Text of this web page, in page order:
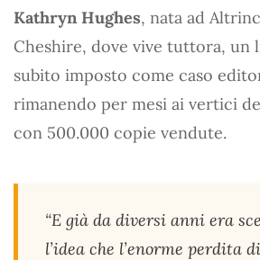
Kathryn Hughes, nata ad
Cheshire, dove vive tuttora, un
subito imposto come caso
rimanendo per mesi ai vertici
con 500.000 copie vendute.
“E già da diversi anni era
l’idea che l’enorme perdita